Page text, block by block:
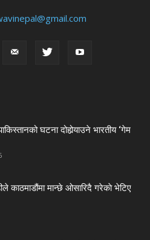
पाकिस्तानको घटना दोहोर्‍याउने भारतीय ‘गेम
काठमाडौंमा मान्छे ओसारिदै गरेकाे भेटिए